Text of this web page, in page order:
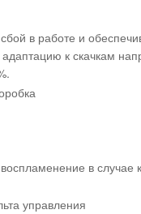
в работе и
к скачкам
в случае
управления